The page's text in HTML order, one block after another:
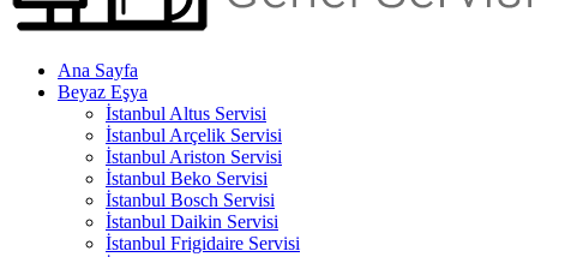
Ana Sayfa
Beyaz Eşya
İstanbul Altus Servisi
İstanbul Arçelik Servisi
İstanbul Ariston Servisi
İstanbul Beko Servisi
İstanbul Bosch Servisi
İstanbul Daikin Servisi
İstanbul Frigidaire Servisi